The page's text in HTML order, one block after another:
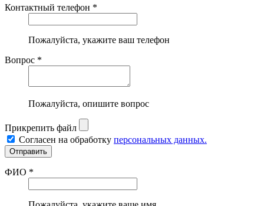
Контактный телефон *
Пожалуйста, укажите ваш телефон
Вопрос *
Пожалуйста, опишите вопрос
Прикрепить файл
Согласен на обработку персональных данных.
ФИО *